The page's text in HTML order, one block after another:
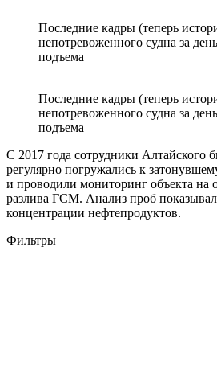
Последние кадры (теперь
непотревоженного судна за
подъема
Последние кадры (теперь
непотревоженного судна за
подъема
С 2017 года сотрудники Алтайского
регулярно погружались к
и проводили мониторинг объекта на
разлива ГСМ. Анализ проб
концентрации нефтепродуктов.
Фильтры